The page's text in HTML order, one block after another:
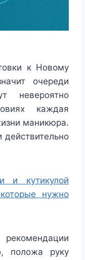
к Новому
очереди
невероятно
каждая
маникюра.
и кутикулой
нужно
положа руку